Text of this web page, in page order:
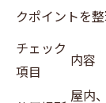
クポイントを
チェック
項目
内容
屋内